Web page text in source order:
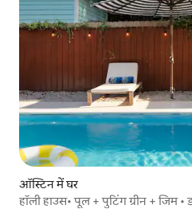
ऑस्टिन में घर
हॉली हाउस• पूल + पुटिंग ग्रीन + जिम